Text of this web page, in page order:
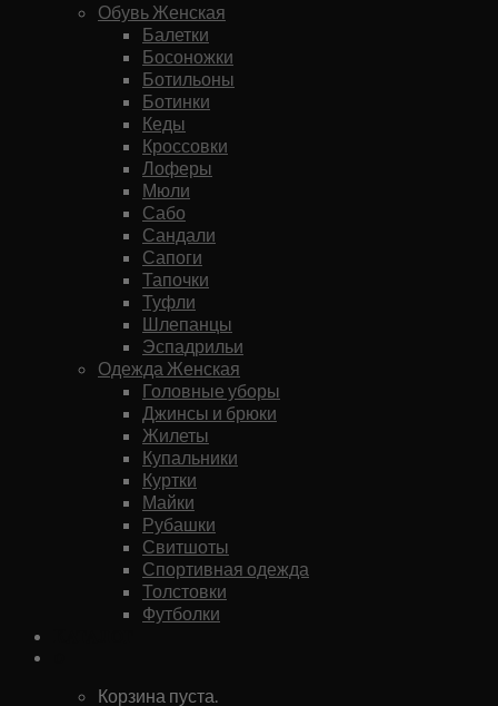
Обувь Женская
Балетки
Босоножки
Ботильоны
Ботинки
Кеды
Кроссовки
Лоферы
Мюли
Сабо
Сандали
Сапоги
Тапочки
Туфли
Шлепанцы
Эспадрильи
Одежда Женская
Головные уборы
Джинсы и брюки
Жилеты
Купальники
Куртки
Майки
Рубашки
Свитшоты
Спортивная одежда
Толстовки
Футболки
Корзина пуста.